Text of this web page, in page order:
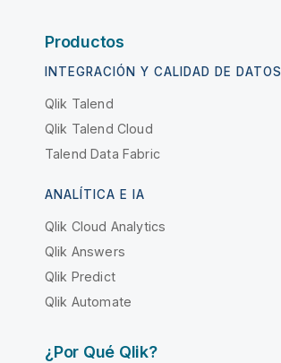
Productos
INTEGRACIÓN Y CALIDAD DE DATOS
Qlik Talend
Qlik Talend Cloud
Talend Data Fabric
ANALÍTICA E IA
Qlik Cloud Analytics
Qlik Answers
Qlik Predict
Qlik Automate
¿Por Qué Qlik?